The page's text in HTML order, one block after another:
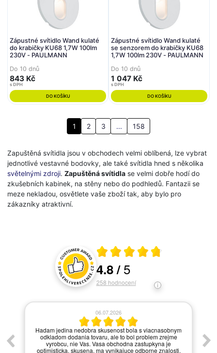
Zápustné svítidlo Wand kulaté
do krabičky KU68 1,7W 100lm
230V - PAULMANN
Do 10 dnů
843 Kč
s DPH
DO KOŠÍKU
Zápustné svítidlo Wand kulaté
se senzorem do krabičky KU68
1,7W 100lm 230V - PAULMANN
Do 10 dnů
1 047 Kč
s DPH
DO KOŠÍKU
1 2 3 ... 158
Zapuštěná svítidla jsou v obchodech velmi oblíbená, lze vybrat
jednotlivé vestavné bodovky, ale také svítidla hned s několika
světelnými zdroji. Zapuštěná svítidla se velmi dobře hodí do
zkušebních kabinek, na stěny nebo do podhledů. Fantazii se
meze nekladou, osvětlete vaše zboží tak, aby bylo pro
zákazníky atraktivní.
Hodnocení a recenze zákazníků
Průměrné hodnocení 4.8 z 5
4.8/5
258 hodnocení
06.07.2026
Hadam jedina nedobra skusenost bola s viacnasobnym
odkladom dodania tovaru, ale to bol problem zrejme
vyrobcu, nie Vas. Vasa obchodna zastupkyna je
optimisticka, skusena, ma vynikajuce odborne znalosti,